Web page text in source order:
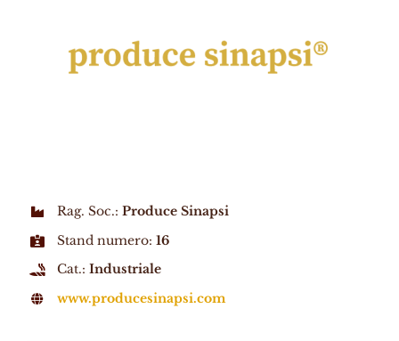
Rag. Soc.: Produce Sinapsi
Stand numero: 16
Cat.: Industriale
www.producesinapsi.com